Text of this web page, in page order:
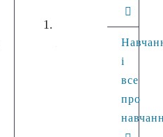
Українська мова
наймилозвучніших
мов світу. Для 35
мільйонів людей
і
все
про